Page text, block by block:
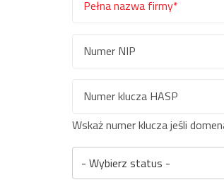
nazwa
NIP
Numer
klucza
HASP
Wskaż numer klucza jeśli
- Wybierz status -